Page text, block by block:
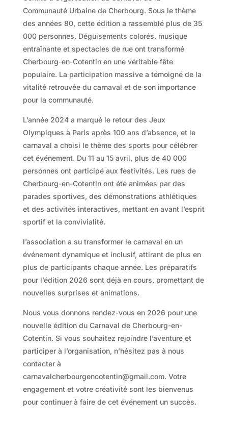
Communauté Urbaine de Cherbourg. Sous le thème
des années 80, cette édition a rassemblé plus de 35
000 personnes. Déguisements colorés, musique
entraînante et spectacles de rue ont transformé
Cherbourg-en-Cotentin en une véritable fête
populaire. La participation massive a témoigné de la
vitalité retrouvée du carnaval et de son importance
pour la communauté.
L’année 2024 a marqué le retour des Jeux
Olympiques à Paris après 100 ans d’absence, et le
carnaval a choisi le thème des sports pour célébrer
cet événement. Du 11 au 15 avril, plus de 40 000
personnes ont participé aux festivités. Les rues de
Cherbourg-en-Cotentin ont été animées par des
parades sportives, des démonstrations athlétiques
et des activités interactives, mettant en avant l’esprit
sportif et la convivialité.
l’association a su transformer le carnaval en un
événement dynamique et inclusif, attirant de plus en
plus de participants chaque année. Les préparatifs
pour l’édition 2026 sont déjà en cours, promettant de
nouvelles surprises et animations.
Nous vous donnons rendez-vous en 2026 pour une
nouvelle édition du Carnaval de Cherbourg-en-
Cotentin. Si vous souhaitez rejoindre l’aventure et
participer à l’organisation, n’hésitez pas à nous
contacter à
carnavalcherbourgencotentin@gmail.com. Votre
engagement et votre créativité sont les bienvenus
pour continuer à faire de cet événement un succès.